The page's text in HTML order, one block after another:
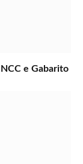
e Gabarito